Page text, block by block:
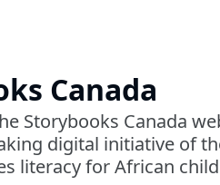
Canada
Storybooks Canada
digital initiative of
literacy for African child